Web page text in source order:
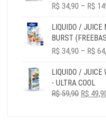
R$ 34,90 – R$
LIQUIDO / JUICE
BURST
R$ 34,90 – R$
LIQUIDO / JUICE
- ULTRA COOL
R$59,90 OR$